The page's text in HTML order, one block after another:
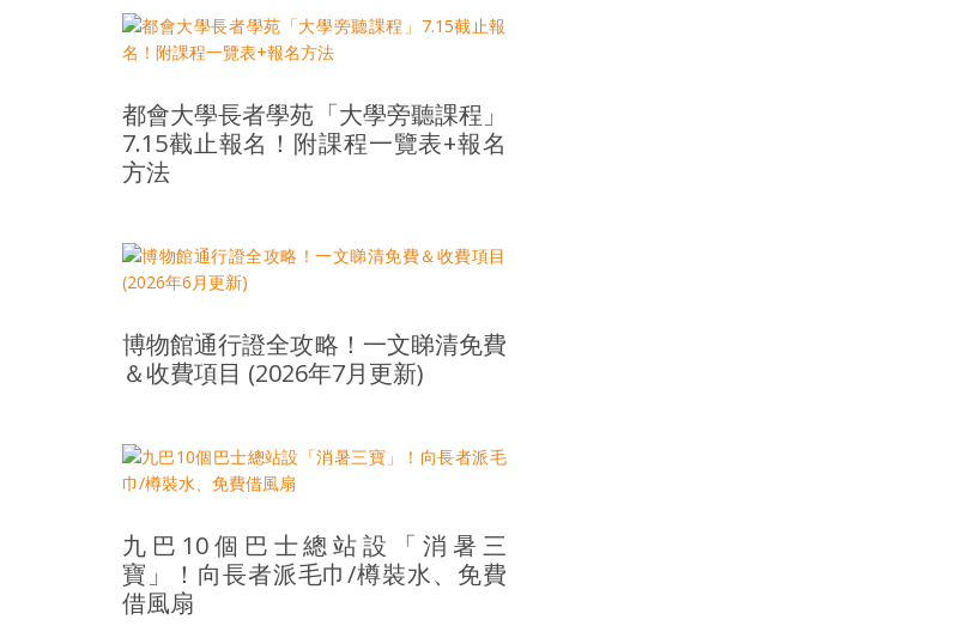
著
樂
積
極
的
態
迎
接
盛
的
第
人
生。
都會大學長者學苑「大學旁聽課程」
7.15截止報名！附課程一覽表+報名
方法
博物館通行證全攻略！一文睇清免費
＆收費項目 (2026年7月更新)
九巴10個巴士總站設「消暑三
寶」！向長者派毛巾/樽裝水、免費
借風扇